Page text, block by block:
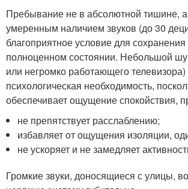
Пребывание не в абсолютной тишине, а
умеренным наличием звуков (до 30
благоприятное условие для
полноценном состоянии. Небольшой
или негромко работающего
психологическая необходимость,
обеспечивает ощущение спокойствия,
не препятствует расслаблению;
избавляет от ощущения изоляции,
не ускоряет и не замедляет
Громкие звуки, доносящиеся с улицы,